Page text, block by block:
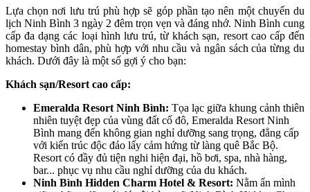
Lựa chọn nơi lưu trú phù hợp sẽ góp phần tạo nên một chuyến du
lịch Ninh Bình 3 ngày 2 đêm trọn vẹn và đáng nhớ. Ninh Bình cung
cấp đa dạng các loại hình lưu trú, từ khách sạn, resort cao cấp đến
homestay bình dân, phù hợp với nhu cầu và ngân sách của từng du
khách. Dưới đây là một số gợi ý cho bạn:
Khách sạn/Resort cao cấp:
Emeralda Resort Ninh Bình: Tọa lạc giữa khung cảnh thiên
nhiên tuyệt đẹp của vùng đất cố đô, Emeralda Resort Ninh
Bình mang đến không gian nghỉ dưỡng sang trọng, đẳng cấp
với kiến trúc độc đáo lấy cảm hứng từ làng quê Bắc Bộ.
Resort có đầy đủ tiện nghi hiện đại, hồ bơi, spa, nhà hàng,
bar... phục vụ nhu cầu nghỉ dưỡng của du khách.
Ninh Bình Hidden Charm Hotel & Resort: Nằm ẩn mình